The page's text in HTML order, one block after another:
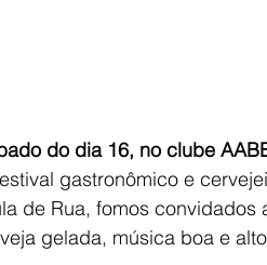
do dia 16, no clube
gastronômico e
de Rua, fomos convidados
gelada, música boa e